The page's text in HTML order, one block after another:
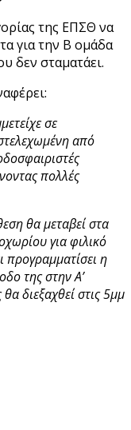
της ΕΠΣΘ να
για την Β ομάδα
δεν σταματάει.
σε
από
πολλές
θα μεταβεί στα
για φιλικό
προγραμματίσει η
της στην Α’
διεξαχθεί στις 5μμ